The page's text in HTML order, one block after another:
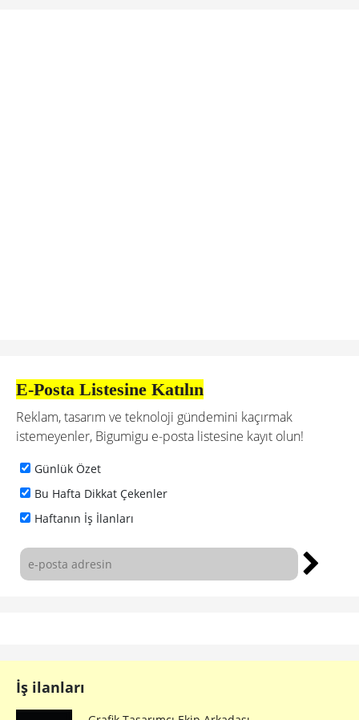
E-Posta Listesine Katılın
Reklam, tasarım ve teknoloji gündemini kaçırmak
istemeyenler, Bigumigu e-posta listesine kayıt olun!
Günlük Özet
Bu Hafta Dikkat Çekenler
Haftanın İş İlanları
İş ilanları